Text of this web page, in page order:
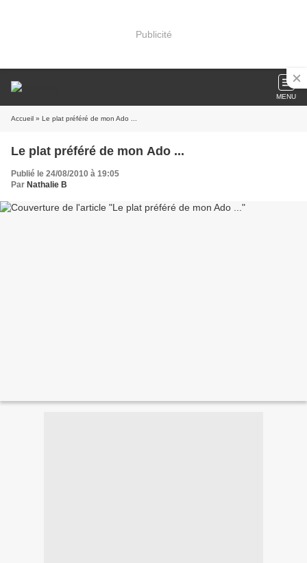
Publicité
MENU
Accueil » Le plat préféré de mon Ado ...
Le plat préféré de mon Ado ...
Publié le 24/08/2010 à 19:05
Par Nathalie B